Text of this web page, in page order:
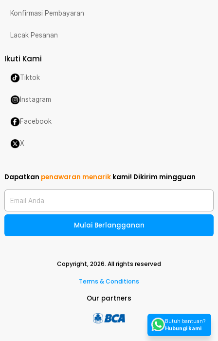
Konfirmasi Pembayaran
Lacak Pesanan
Ikuti Kami
Tiktok
Instagram
Facebook
X
Dapatkan penawaran menarik kami! Dikirim mingguan
Email Anda
Mulai Berlangganan
Copyright,2026. All rights reserved
Terms & Conditions
Our partners
Butuh bantuan?
Hubungi kami